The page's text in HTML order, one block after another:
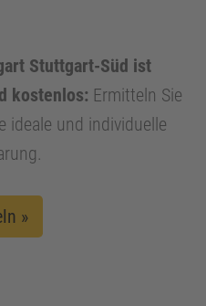
Stuttgart-Süd ist
kostenlos: Ermitteln Sie
ideale und individuelle
»